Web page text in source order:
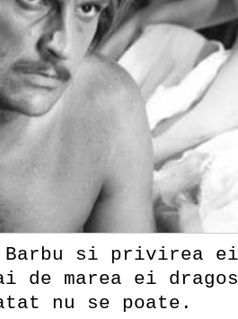
Barbu si privirea
de marea ei
nu se poate.